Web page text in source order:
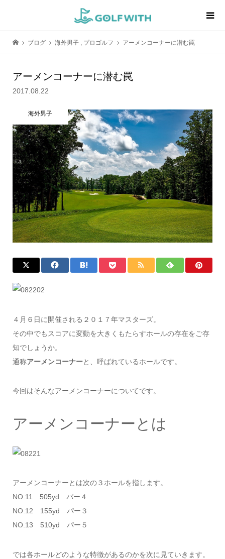
ブログ 海外男子 , プロゴルフ アーメンコーナーに潜む罠
アーメンコーナーに潜む罠
2017.08.22
海外男子
４月６日に開催される２０１７年マスターズ。
その中でもスコアに変動を大きくもたらすホールの存在をご存
知でしょうか。
通称アーメンコーナーと、呼ばれているホールです。
今回はそんなアーメンコーナーについてです。
アーメンコーナーとは
アーメンコーナーとは次の３ホールを指します。
NO.11 505yd パー４
NO.12 155yd パー３
NO.13 510yd パー５
では各ホールどのような特徴があるのかを次に見ていきます。